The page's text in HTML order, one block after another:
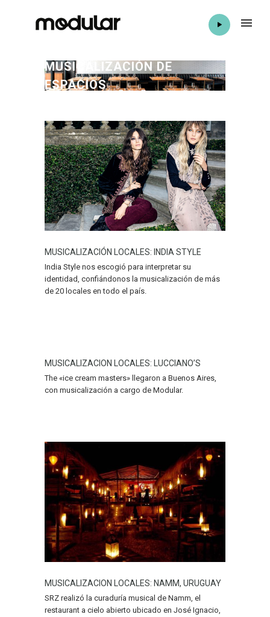
MUSICALIZACIÓN DE
ESPACIOS
MUSICALIZACIÓN LOCALES: INDIA STYLE
India Style nos escogió para interpretar su
identidad, confiándonos la musicalización de más
de 20 locales en todo el país.
MUSICALIZACION LOCALES: LUCCIANO’S
The «ice cream masters» llegaron a Buenos Aires,
con musicalización a cargo de Modular.
MUSICALIZACION LOCALES: NAMM, URUGUAY
SRZ realizó la curaduría musical de Namm, el
restaurant a cielo abierto ubicado en José Ignacio,